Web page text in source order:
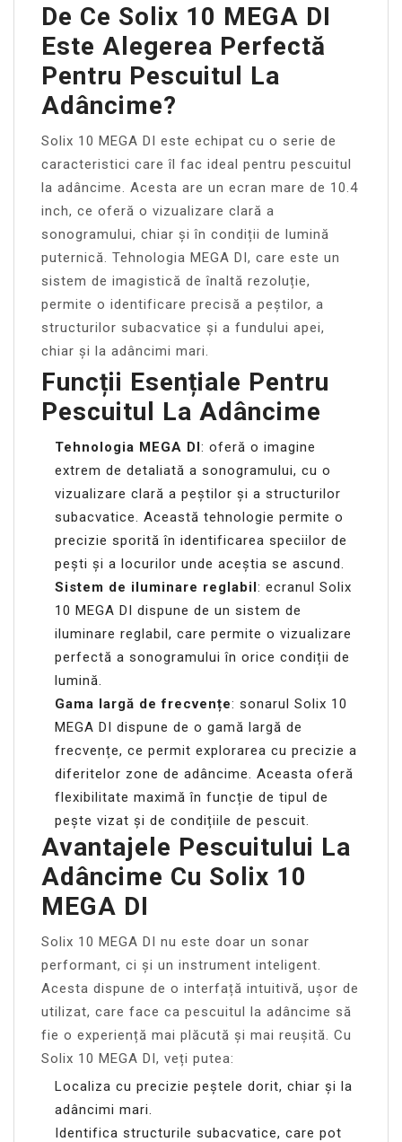
De Ce Solix 10 MEGA DI
Este Alegerea Perfectă
Pentru Pescuitul La
Adâncime?
Solix 10 MEGA DI este echipat cu o serie de
caracteristici care îl fac ideal pentru pescuitul
la adâncime. Acesta are un ecran mare de 10.4
inch, ce oferă o vizualizare clară a
sonogramului, chiar și în condiții de lumină
puternică. Tehnologia MEGA DI, care este un
sistem de imagistică de înaltă rezoluție,
permite o identificare precisă a peștilor, a
structurilor subacvatice și a fundului apei,
chiar și la adâncimi mari.
Funcții Esențiale Pentru
Pescuitul La Adâncime
Tehnologia MEGA DI: oferă o imagine
extrem de detaliată a sonogramului, cu o
vizualizare clară a peștilor și a structurilor
subacvatice. Această tehnologie permite o
precizie sporită în identificarea speciilor de
pești și a locurilor unde aceștia se ascund.
Sistem de iluminare reglabil: ecranul Solix
10 MEGA DI dispune de un sistem de
iluminare reglabil, care permite o vizualizare
perfectă a sonogramului în orice condiții de
lumină.
Gama largă de frecvențe: sonarul Solix 10
MEGA DI dispune de o gamă largă de
frecvențe, ce permit explorarea cu precizie a
diferitelor zone de adâncime. Aceasta oferă
flexibilitate maximă în funcție de tipul de
pește vizat și de condițiile de pescuit.
Avantajele Pescuitului La
Adâncime Cu Solix 10
MEGA DI
Solix 10 MEGA DI nu este doar un sonar
performant, ci și un instrument inteligent.
Acesta dispune de o interfață intuitivă, ușor de
utilizat, care face ca pescuitul la adâncime să
fie o experiență mai plăcută și mai reușită. Cu
Solix 10 MEGA DI, veți putea:
Localiza cu precizie peștele dorit, chiar și la
adâncimi mari.
Identifica structurile subacvatice, care pot